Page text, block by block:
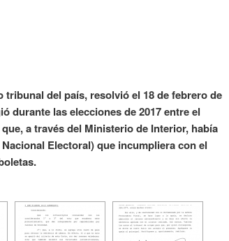
tribunal del país, resolvió el 18 de febrero de
durante las elecciones de 2017 entre el
a través del Ministerio de Interior, había
Electoral) que incumpliera con el